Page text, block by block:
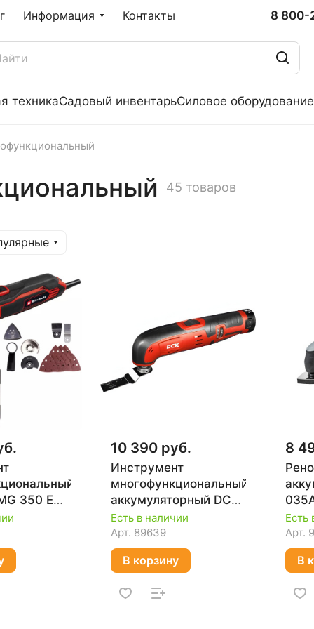
Информация Контакты 8 800-
техникаСадовый инвентарьСиловое оборудование
45 товаров
350 EQ
10 390 руб.
Инструмент
многофункциональный
аккумуляторный DCK
KDMD12
Есть в наличии
Арт. 89639
В корзину
8
3,5,
Есть
Арт.
В